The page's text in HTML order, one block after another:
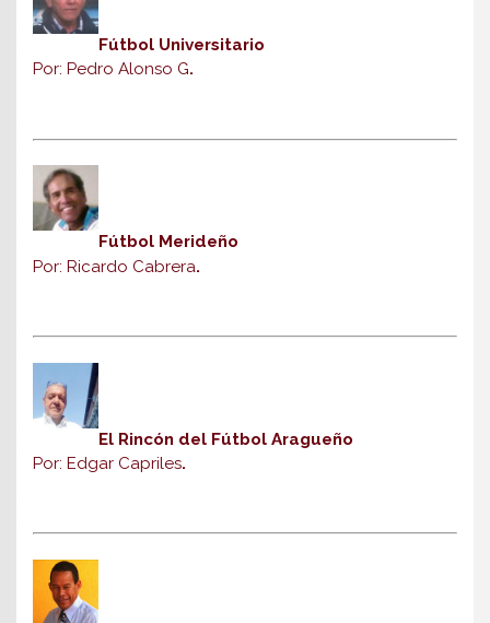
Fútbol Universitario
Por: Pedro Alonso G.
Fútbol Merideño
Por: Ricardo Cabrera.
El Rincón del Fútbol Aragueño
Por: Edgar Capriles.